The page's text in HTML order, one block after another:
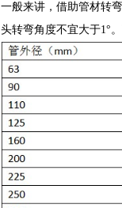
一般来讲，借助管材转
头转弯角度不宜大于1°